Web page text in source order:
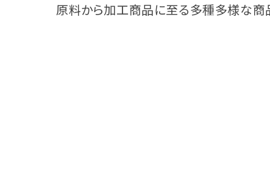
原料から加工商品に至る多種多様な商